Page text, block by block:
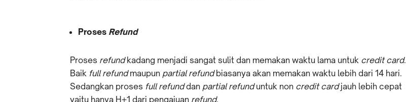
Proses Refund
Proses refundkadang menjadi sangat sulit dan memakan waktu lama untuk credit card.
Baik full refundmaupun partial refundbiasanya akan memakan waktu lebih dari 14 hari.
Sedangkan proses full refunddan partial refunduntuk non credit cardjauh lebih cepat
yaitu hanya H+1 dari pengajuan refund.